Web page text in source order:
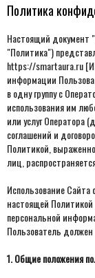
Политика
Настоящий документ
"Политика")
https://smartaura.ru
информации
в одну группу с
использования им
или услуг Оператора
соглашений и
Политикой,
лиц,
Использование Сайта
настоящей Политикой
персональной
Пользователь должен
1. Общие положения